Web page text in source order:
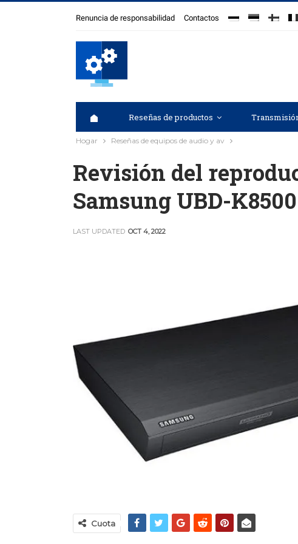
Renuncia de responsabilidad Contactos
Reseñas de productos
Hogar Reseñas de equipos de audio y av
Revisión del
Samsung UBD-
LAST UPDATED OCT 4, 2022
Cuota
97